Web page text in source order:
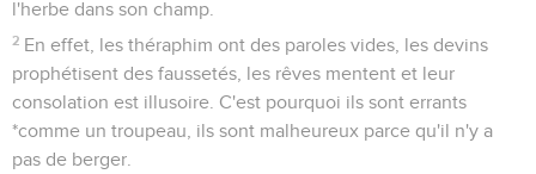
l'herbe dans son champ.
2 En effet, les théraphim ont des paroles vides, les devins
prophétisent des faussetés, les rêves mentent et leur
consolation est illusoire. C'est pourquoi ils sont errants
*comme un troupeau, ils sont malheureux parce qu'il n'y a
pas de berger.